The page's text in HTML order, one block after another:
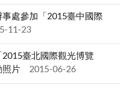
處參加「2015臺中國際
11-23
臺北國際觀光博覽
照片
2015-06-26